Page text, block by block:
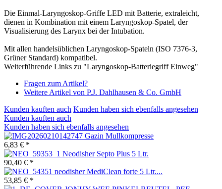
Die Einmal-Laryngoskop-Griffe LED mit Batterie, extraleicht,
dienen in Kombination mit einem Laryngoskop-Spatel, der
Visualisierung des Larynx bei der Intubation.
Mit allen handelsüblichen Laryngoskop-Spateln (ISO 7376-3,
Grüner Standard) kompatibel.
Weiterführende Links zu "Laryngoskop-Batteriegriff Einweg"
Fragen zum Artikel?
Weitere Artikel von P.J. Dahlhausen & Co. GmbH
Kunden kauften auch Kunden haben sich ebenfalls angesehen
Kunden kauften auch
Kunden haben sich ebenfalls angesehen
Gazin Mullkompresse
6,83 € *
Neodisher Septo Plus 5 Ltr.
90,40 € *
neodisher MediClean forte 5 Ltr....
53,85 € *